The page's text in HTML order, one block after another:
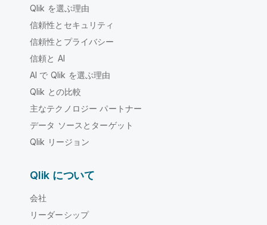
Qlik を選ぶ理由
信頼性とセキュリティ
信頼性とプライバシー
信頼と AI
AI で Qlik を選ぶ理由
Qlik との比較
主なテクノロジー パートナー
データ ソースとターゲット
Qlik リージョン
Qlik について
会社
リーダーシップ